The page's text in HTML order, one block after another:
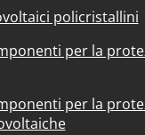
policristallini
per la
per la